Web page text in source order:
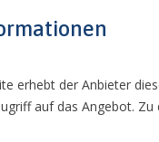
erhebt der Anbieter
auf das Angebot.